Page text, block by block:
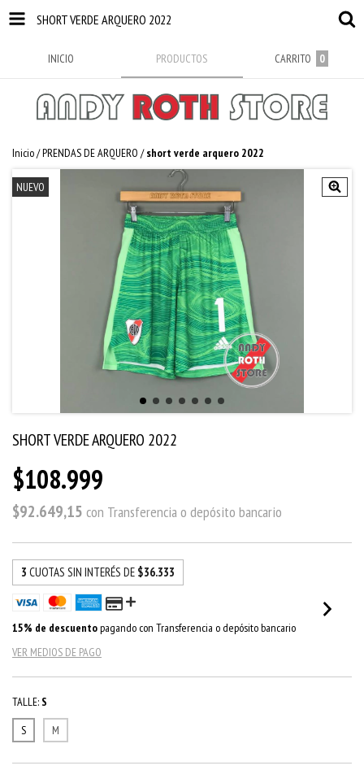
SHORT VERDE ARQUERO 2022
INICIO PRODUCTOS CARRITO 0
Inicio/PRENDAS DE ARQUERO / short verde arquero 2022
NUEVO
SHORT VERDE ARQUERO 2022
$108.999
$92.649,15 con Transferencia o depósito bancario
3 CUOTAS SIN INTERÉS DE $36.333
15% de descuentopagando con Transferencia o depósito bancario
VER MEDIOS DE PAGO
TALLE: S
S
M